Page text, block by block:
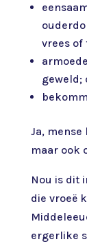
vrees of
geweld;
Ja, mense
maar ook
Nou is dit
die vroeë
ergerlike